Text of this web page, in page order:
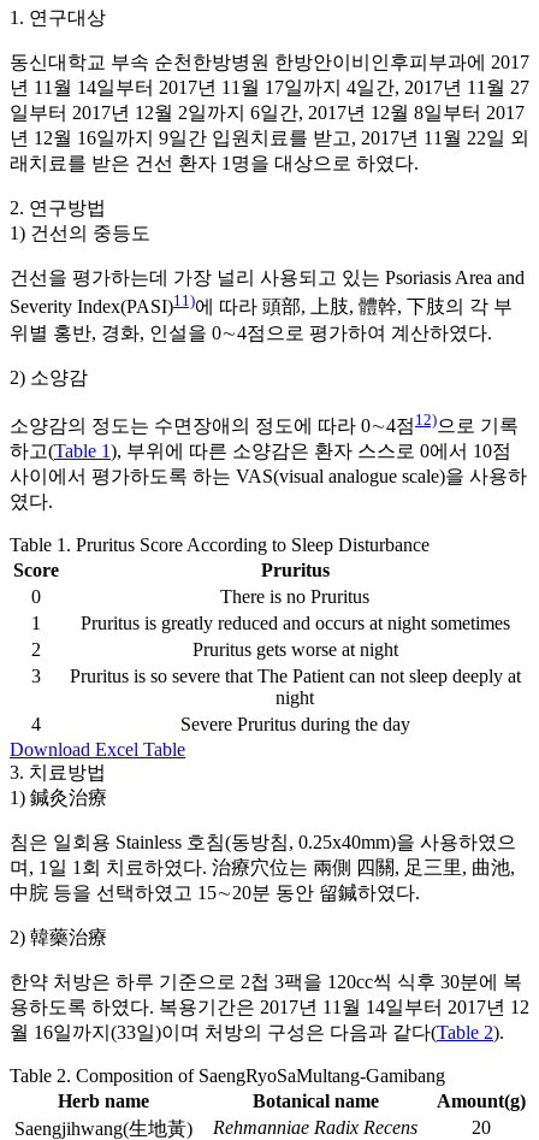
1. 연구대상
동신대학교 부속 순천한방병원 한방안이비인후피부과에 2017
년 11월 14일부터 2017년 11월 17일까지 4일간, 2017년 11월 27
일부터 2017년 12월 2일까지 6일간, 2017년 12월 8일부터 2017
년 12월 16일까지 9일간 입원치료를 받고, 2017년 11월 22일 외
래치료를 받은 건선 환자 1명을 대상으로 하였다.
2. 연구방법
1) 건선의 중등도
건선을 평가하는데 가장 널리 사용되고 있는 Psoriasis Area and
Severity Index(PASI)11)에 따라 頭部, 上肢, 體幹, 下肢의 각 부
위별 홍반, 경화, 인설을 0∼4점으로 평가하여 계산하였다.
2) 소양감
소양감의 정도는 수면장애의 정도에 따라 0∼4점 12)으로 기록
하고(Table 1), 부위에 따른 소양감은 환자 스스로 0에서 10점
사이에서 평가하도록 하는 VAS(visual analogue scale)을 사용하
였다.
Table 1. Pruritus Score According to Sleep Disturbance
Score
Pruritus
0
There is no Pruritus
1
Pruritus is greatly reduced and occurs at night sometimes
2
Pruritus gets worse at night
3
Pruritus is so severe that The Patient can not sleep deeply at
night
4
Severe Pruritus during the day
Download Excel Table
3. 치료방법
1) 鍼灸治療
침은 일회용 Stainless 호침(동방침, 0.25x40mm)을 사용하였으
며, 1일 1회 치료하였다. 治療穴位는 兩側 四關, 足三里, 曲池,
中脘 등을 선택하였고 15∼20분 동안 留鍼하였다.
2) 韓藥治療
한약 처방은 하루 기준으로 2첩 3팩을 120cc씩 식후 30분에 복
용하도록 하였다. 복용기간은 2017년 11월 14일부터 2017년 12
월 16일까지(33일)이며 처방의 구성은 다음과 같다(Table 2).
Table 2. Composition of SaengRyoSaMultang-Gamibang
Herb name
Botanical name
Amount(g)
Saengjihwang(生地黃)
Rehmanniae Radix Recens
20